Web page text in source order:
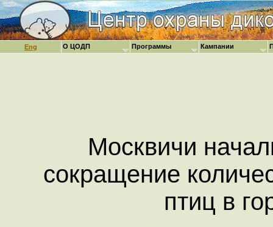
Eng
Москвичи
сокращение
птиц в
О ЦОДП Программы Кампании